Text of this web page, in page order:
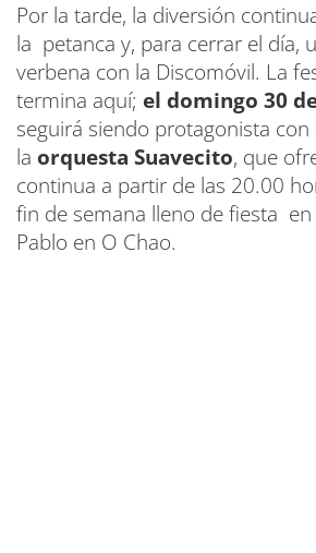
Por la tarde, la diversión
la petanca y, para cerrar el día,
verbena con la Discomóvil. La
termina aquí; el domingo 30
seguirá siendo protagonista
la orquesta Suavecito, que
continua a partir de las 20.00
fin de semana lleno de fiesta
Pablo en O Chao.